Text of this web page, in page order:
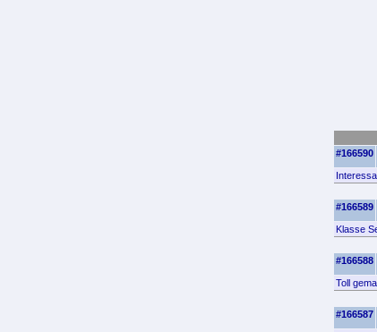
#166590
#166589
Klasse
#166588
Toll
#166587